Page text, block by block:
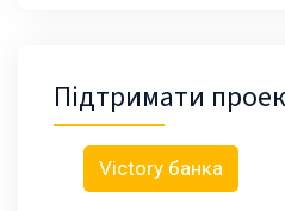
Підтримати
Victory банка